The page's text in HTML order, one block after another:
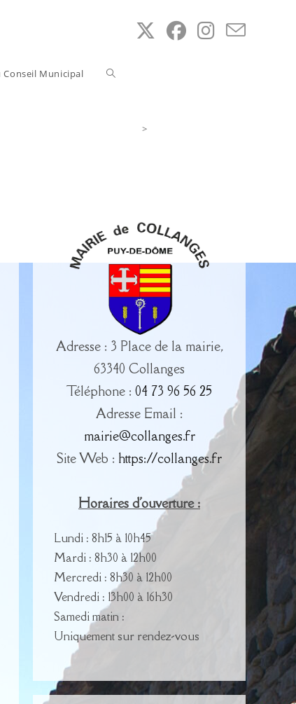
Municipal Toggle
>
Adresse : 3 Place de la mairie,
63340 Collanges
Téléphone : 04 73 96 56 25
Adresse Email :
mairie@collanges.fr
Site Web : https://collanges.fr
Horaires d'ouverture :
Lundi : 8h15 à 10h45
Mardi : 8h30 à 12h00
Mercredi : 8h30 à 12h00
Vendredi : 13h00 à 16h30
Samedi matin :
Uniquement sur rendez-vous